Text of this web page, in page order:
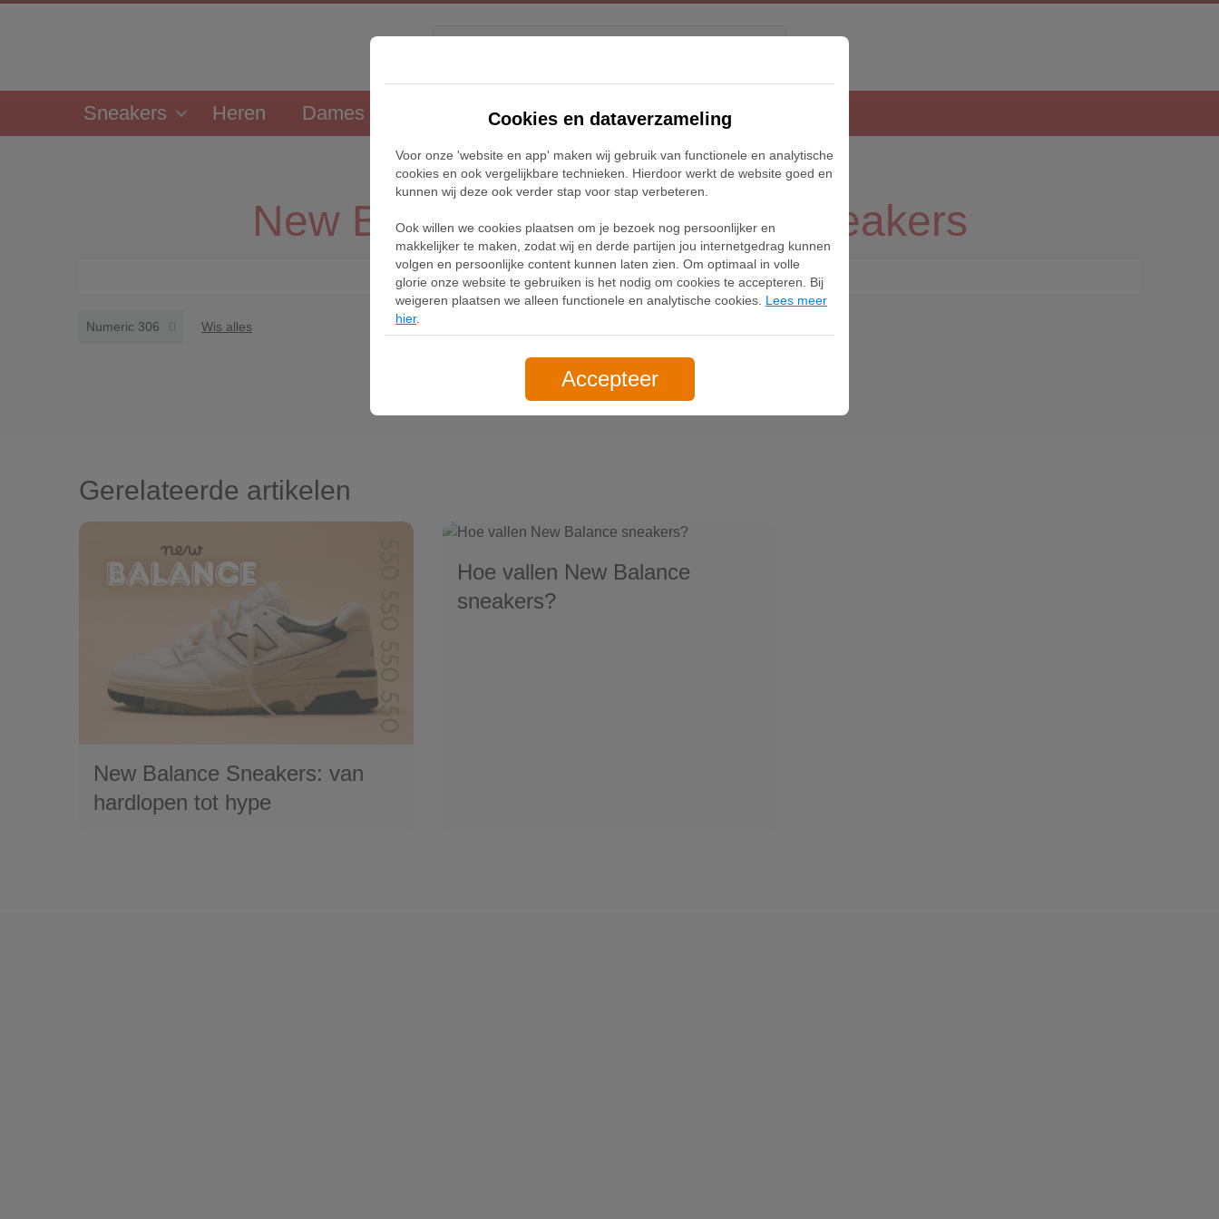
Sneakers Heren Dames Releases Blog
Home New Balance Numeric 306 Sneakers
New Balance Numeric 306 Sneakers
Filter
Numeric 306 Wis alles
Gerelateerde artikelen
New Balance Sneakers: van
hardlopen tot hype
Hoe vallen New Balance
sneakers?
Cookies en dataverzameling
Voor onze 'website en app' maken wij gebruik van functionele en analytische
cookies en ook vergelijkbare technieken. Hierdoor werkt de website goed en
kunnen wij deze ook verder stap voor stap verbeteren.
Ook willen we cookies plaatsen om je bezoek nog persoonlijker en
makkelijker te maken, zodat wij en derde partijen jou internetgedrag kunnen
volgen en persoonlijke content kunnen laten zien. Om optimaal in volle
glorie onze website te gebruiken is het nodig om cookies te accepteren. Bij
weigeren plaatsen we alleen functionele en analytische cookies. Lees meer
hier.
Accepteer